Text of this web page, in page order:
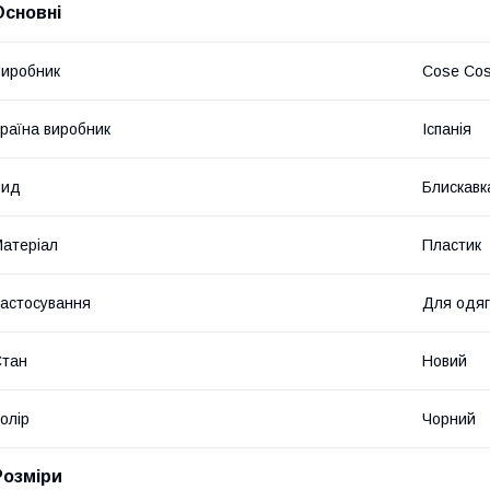
Cose
виробник Іспанія
Пластик
Для
Новий
Чорний